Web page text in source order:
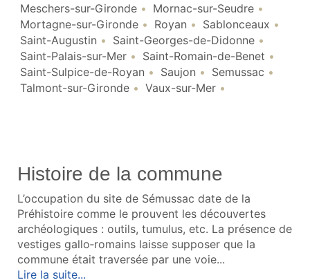
Meschers-sur-Gironde
Mornac-sur-Seudre
Mortagne-sur-Gironde
Royan
Sablonceaux
Saint-Augustin
Saint-Georges-de-Didonne
Saint-Palais-sur-Mer
Saint-Romain-de-Benet
Saint-Sulpice-de-Royan
Saujon
Semussac
Talmont-sur-Gironde
Vaux-sur-Mer
Histoire de la commune
L’occupation du site de Sémussac date de la
Préhistoire comme le prouvent les découvertes
archéologiques : outils, tumulus, etc. La présence de
vestiges gallo‑romains laisse supposer que la
commune était traversée par une voie...
Lire la suite...